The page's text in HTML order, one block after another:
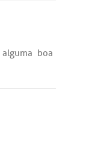
alguma boa